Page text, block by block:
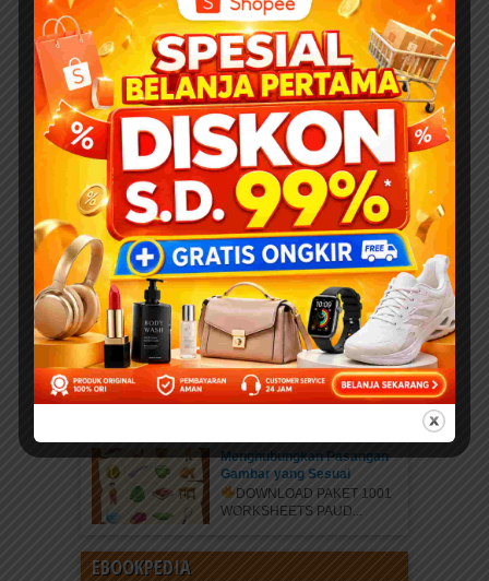
Daftar Anggota Elibrary.id
Daftar di sini Salam Sahabat
elibrary.id...
Mengenal Jenis Kaki
Binatang: Petualangan Rara
di Hutan Ajaib
DOWNLOAD PAKET 1001
WORKSHEETS PAUD...
Belajar Mengenal Jenis-
Jenis Kaki Binatang
DOWNLOAD PAKET 1001
WORKSHEETS PAUD...
Mengenal Hewan Bertelur
dan Hewan Bersayap:
Panduan Lengkap
Worksheet Edukatif untuk
Anak
DOWNLOAD PAKET 1001
Menghubungkan Pasangan
Gambar yang Sesuai
DOWNLOAD PAKET 1001
WORKSHEETS PAUD...
EBOOKPEDIA